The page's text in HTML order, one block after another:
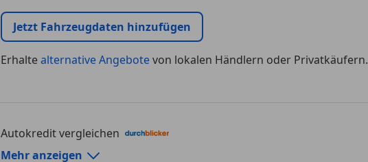
Jetzt Fahrzeugdaten hinzufügen
Erhaltealternative Angebotevon lokalen Händlern oder Privatkäufern.
Autokredit vergleichen
Autokredit-Rechner von durchblicker.at
Mehr anzeigen